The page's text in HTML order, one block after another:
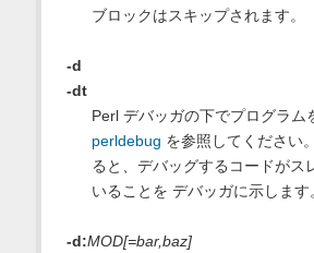
ブロックはスキップされます。
-d
-dt
Perl デバッガの下でプログラム
perldebug を参照してください。
ると、デバッグするコードがス
いることを デバッガに示します
-d:MOD[=bar,baz]